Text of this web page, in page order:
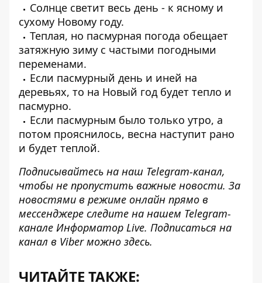
Солнце светит весь день - к ясному и
сухому Новому году.
Теплая, но пасмурная погода обещает
затяжную зиму с частыми погодными
переменами.
Если пасмурный день и иней на
деревьях, то на Новый год будет тепло и
пасмурно.
Если пасмурным было только утро, а
потом прояснилось, весна наступит рано
и будет теплой.
Подписывайтесь на наш Telegram-канал,
чтобы не пропустить важные новости. За
новостями в режиме онлайн прямо в
мессенджере следите на нашем Telegram-
канале Информатор Live. Подписаться на
канал в Viber можно здесь.
ЧИТАЙТЕ ТАКЖЕ: